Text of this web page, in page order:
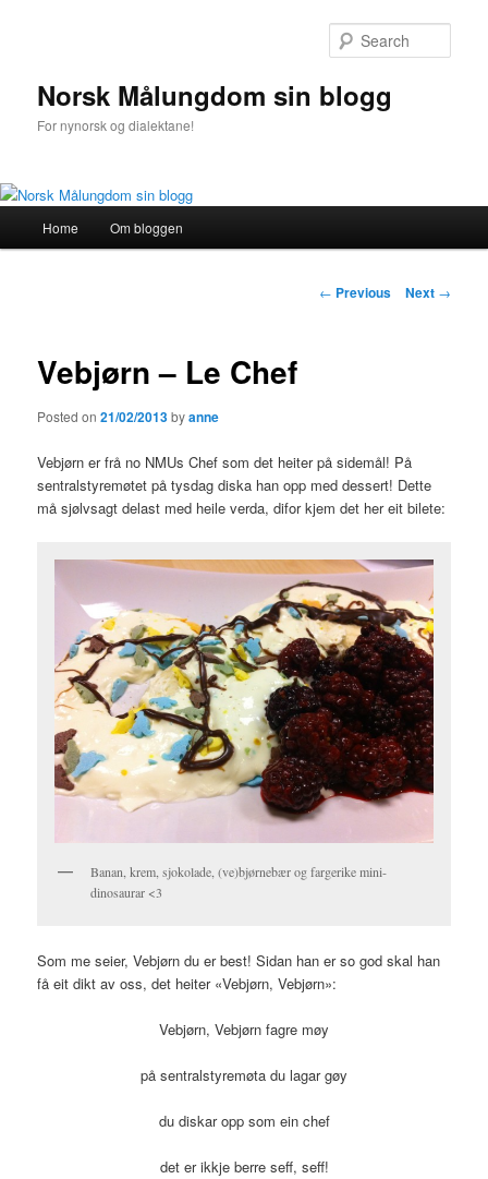
Norsk Målungdom sin blogg
For nynorsk og dialektane!
Skip
content
Home Om bloggen
Post
← Previous Next →
Vebjørn – Le Chef
Posted on21/02/2013byanne
Vebjørn er frå no NMUs Chef som det heiter på sidemål! På
sentralstyremøtet på tysdag diska han opp med dessert! Dette
må sjølvsagt delast med heile verda, difor kjem det her eit bilete:
Banan, krem, sjokolade, (ve)bjørnebær og fargerike mini-
dinosaurar <3
Som me seier, Vebjørn du er best! Sidan han er so god skal han
få eit dikt av oss, det heiter «Vebjørn, Vebjørn»:
Vebjørn, Vebjørn fagre møy
på sentralstyremøta du lagar gøy
du diskar opp som ein chef
det er ikkje berre seff, seff!